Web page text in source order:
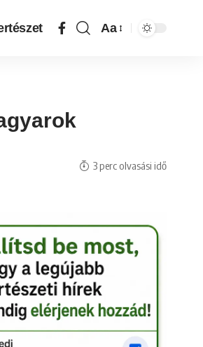
Aa
3 perc olvasási idő